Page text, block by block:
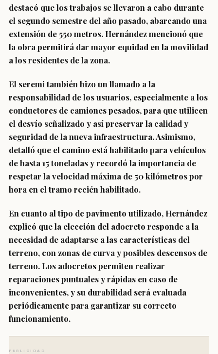
destacó que los trabajos se llevaron a cabo durante
el segundo semestre del año pasado, abarcando una
extensión de 550 metros. Hernández mencionó que
la obra permitirá dar mayor equidad en la movilidad
a los residentes de la zona.
El seremi también hizo un llamado a la
responsabilidad de los usuarios, especialmente a los
conductores de camiones pesados, para que utilicen
el desvío señalizado y así preservar la calidad y
seguridad de la nueva infraestructura. Asimismo,
detalló que el camino está habilitado para vehículos
de hasta 15 toneladas y recordó la importancia de
respetar la velocidad máxima de 50 kilómetros por
hora en el tramo recién habilitado.
En cuanto al tipo de pavimento utilizado, Hernández
explicó que la elección del adocreto responde a la
necesidad de adaptarse a las características del
terreno, con zonas de curva y posibles descensos de
terreno. Los adocretos permiten realizar
reparaciones puntuales y rápidas en caso de
inconvenientes, y su durabilidad será evaluada
periódicamente para garantizar su correcto
funcionamiento.
PUBLICIDAD